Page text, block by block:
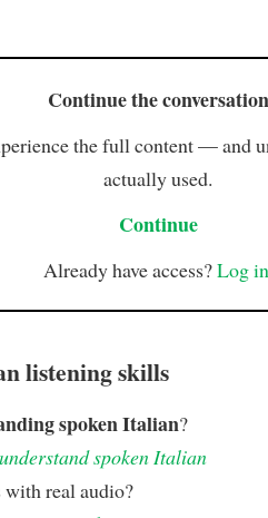
Continue the conversation
the full content — and
actually used.
Continue
Already have access?Log in
listening skills
spoken Italian?
spoken Italian
real audio?